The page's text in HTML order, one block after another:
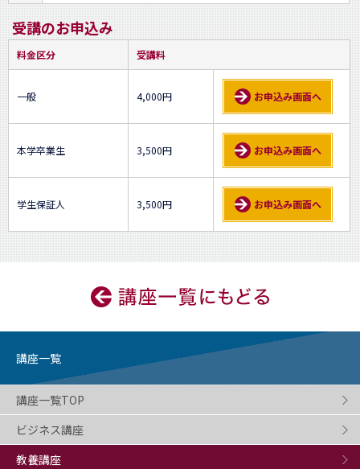
受講のお申込み
料金区分 受講料
一般 4,000円 お申込み画面へ
本学卒業生 3,500円 お申込み画面へ
学生保証人 3,500円 お申込み画面へ
講座一覧
講座一覧TOP
ビジネス講座
教養講座